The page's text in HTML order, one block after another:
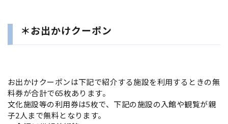
＊お出かけクーポン
お出かけクーポンは下記で紹介する施設を利用するときの無
料券が合計で65枚あります。
文化施設等の利用券は5枚で、下記の施設の入館や観覧が親
子2人まで無料となります。